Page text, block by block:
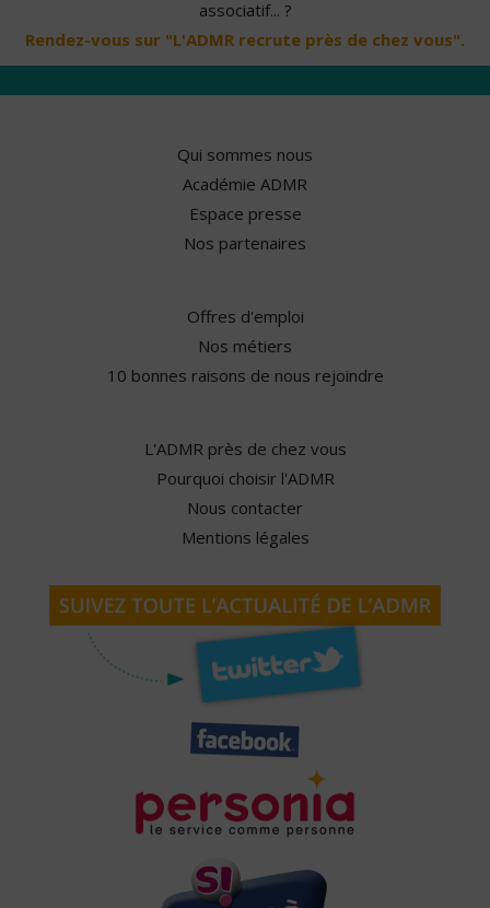
associatif... ?
Rendez-vous sur "L'ADMR recrute près de chez vous".
Qui sommes nous
Académie ADMR
Espace presse
Nos partenaires
Offres d'emploi
Nos métiers
10 bonnes raisons de nous rejoindre
L'ADMR près de chez vous
Pourquoi choisir l'ADMR
Nous contacter
Mentions légales